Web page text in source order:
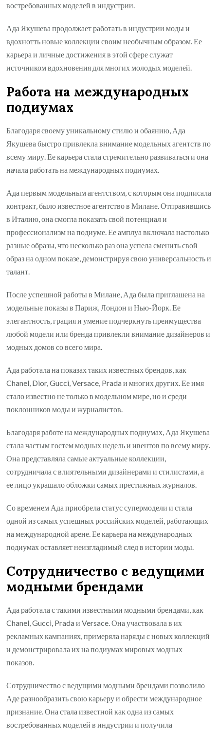
востребованных моделей в индустрии.
Ада Якушева продолжает работать в индустрии моды и
вдохнотть новые коллекции своим необычным образом. Ее
карьера и личные достижения в этой сфере служат
источником вдохновения для многих молодых моделей.
Работа на международных
подиумах
Благодаря своему уникальному стилю и обаянию, Ада
Якушева быстро привлекла внимание модельных агентств по
всему миру. Ее карьера стала стремительно развиваться и она
начала работать на международных подиумах.
Ада первым модельным агентством, с которым она подписала
контракт, было известное агентство в Милане. Отправившись
в Италию, она смогла показать свой потенциал и
профессионализм на подиуме. Ее амплуа включала настолько
разные образы, что несколько раз она успела сменить свой
образ на одном показе, демонстрируя свою универсальность и
талант.
После успешной работы в Милане, Ада была приглашена на
модельные показы в Париж, Лондон и Нью-Йорк. Ее
элегантность, грация и умение подчеркнуть преимущества
любой модели или бренда привлекли внимание дизайнеров и
модных домов со всего мира.
Ада работала на показах таких известных брендов, как
Chanel, Dior, Gucci, Versace, Prada и многих других. Ее имя
стало известно не только в модельном мире, но и среди
поклонников моды и журналистов.
Благодаря работе на международных подиумах, Ада Якушева
стала частым гостем модных недель и ивентов по всему миру.
Она представляла самые актуальные коллекции,
сотрудничала с влиятельными дизайнерами и стилистами, а
ее лицо украшало обложки самых престижных журналов.
Со временем Ада приобрела статус супермодели и стала
одной из самых успешных российских моделей, работающих
на международной арене. Ее карьера на международных
подиумах оставляет неизгладимый след в истории моды.
Сотрудничество с ведущими
модными брендами
Ада работала с такими известными модными брендами, как
Chanel, Gucci, Prada и Versace. Она участвовала в их
рекламных кампаниях, примеряла наряды с новых коллекций
и демонстрировала их на подиумах мировых модных
показов.
Сотрудничество с ведущими модными брендами позволило
Аде разнообразить свою карьеру и обрести международное
признание. Она стала известной как одна из самых
востребованных моделей в индустрии и получила